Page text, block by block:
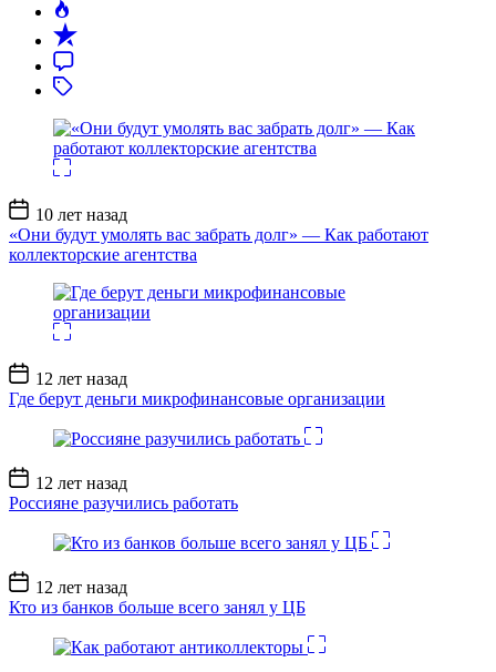
Дата
записи
10 лет назад
«Они будут умолять вас забрать долг» — Как работают
коллекторские агентства
Дата
записи
12 лет назад
Где берут деньги микрофинансовые организации
Дата
записи
12 лет назад
Россияне разучились работать
Дата
записи
12 лет назад
Кто из банков больше всего занял у ЦБ